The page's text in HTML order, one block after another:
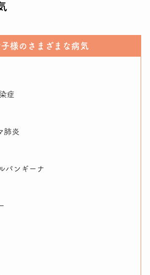
子様のさまざまな病気
症
肺炎
パンギーナ